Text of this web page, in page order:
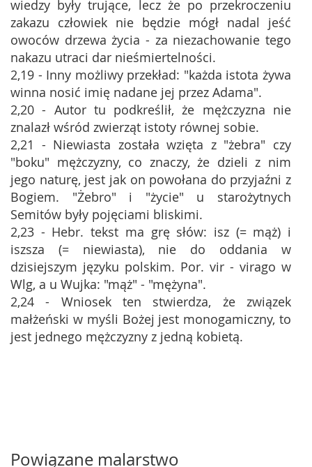
wiedzy były trujące, lecz że po przekroczeniu
zakazu człowiek nie będzie mógł nadal jeść
owoców drzewa życia - za niezachowanie tego
nakazu utraci dar nieśmiertelności.
2,19 - Inny możliwy przekład: "każda istota żywa
winna nosić imię nadane jej przez Adama".
2,20 - Autor tu podkreślił, że mężczyzna nie
znalazł wśród zwierząt istoty równej sobie.
2,21 - Niewiasta została wzięta z "żebra" czy
"boku" mężczyzny, co znaczy, że dzieli z nim
jego naturę, jest jak on powołana do przyjaźni z
Bogiem. "Żebro" i "życie" u starożytnych
Semitów były pojęciami bliskimi.
2,23 - Hebr. tekst ma grę słów: isz (= mąż) i
iszsza (= niewiasta), nie do oddania w
dzisiejszym języku polskim. Por. vir - virago w
Wlg, a u Wujka: "mąż" - "mężyna".
2,24 - Wniosek ten stwierdza, że związek
małżeński w myśli Bożej jest monogamiczny, to
jest jednego mężczyzny z jedną kobietą.
Powiązane malarstwo